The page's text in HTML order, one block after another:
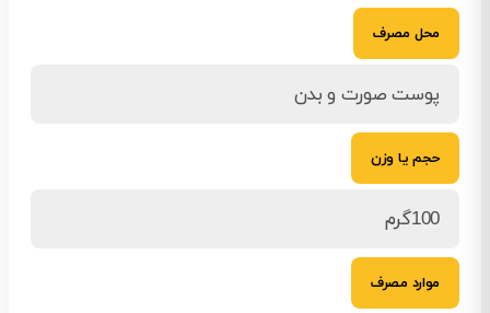
محل مصرف
پوست صورت و بدن
حجم یا وزن
100گرم
موارد مصرف